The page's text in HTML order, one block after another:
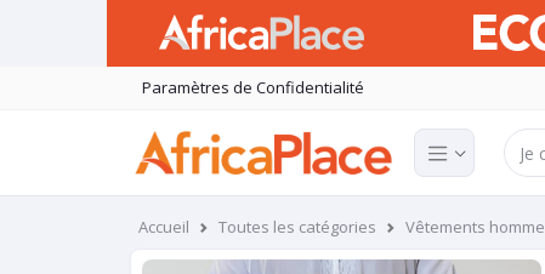
Paramètres de Confidentialité
Accueil Toutes les catégories Vêtements homme